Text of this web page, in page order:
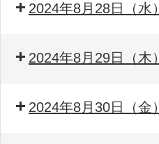
2024年8月28日（水）
2024年8月29日（木）
2024年8月30日（金）